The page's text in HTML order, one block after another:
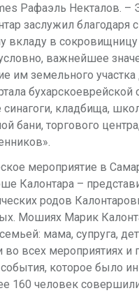
Рафаэль Некталов. –
заслужил благодаря
вкладу в
важнейшее
им земельного участка
кладбища,
бани, торгового
мероприятие в
Калонтара –
родов
Мошиях Марик
мама, супруга,
во всех мероприятиях и
которое было
160 человек